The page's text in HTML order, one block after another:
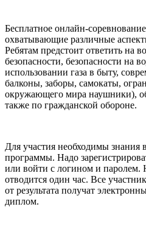
Бесплатное онлайн-
охватывающие различные
Ребятам предстоит ответить на
безопасности, безопасности на
использовании газа в быту,
балконы, заборы, самокаты,
окружающего мира наушники),
также по гражданской обороне.
Для участия необходимы знания
программы. Надо
или войти с логином и паролем.
отводится один час. Все
от результата получат
диплом.